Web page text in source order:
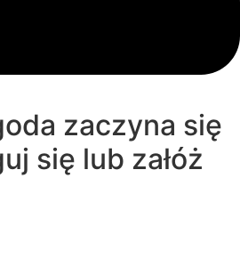
zaczyna się
się lub załóż